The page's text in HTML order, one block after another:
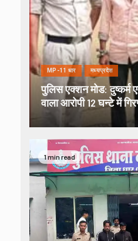
MP-11 धार मध्यप्रदेश
पुलिस एक्शन मोड: दुष्कर्म
वाला आरोपी 12 घन्टे में
1 min read